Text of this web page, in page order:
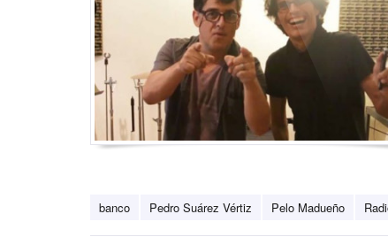
banco Pedro Suárez Vértiz Pelo Madueño